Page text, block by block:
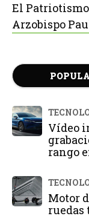
El
Arzobispo
Vídeo
rango
Motor
ruedas